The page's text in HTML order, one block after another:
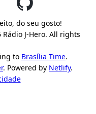
do seu gosto!
J-Hero. All rights
to Brasília Time.
. Powered by Netlify.